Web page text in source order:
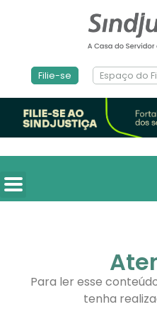
Filie-se Espaço do
Para ler esse
tenha